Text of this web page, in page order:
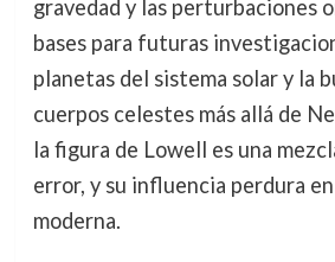
gravedad y las perturbaciones
bases para futuras
planetas del sistema solar y la
cuerpos celestes más allá de
la figura de Lowell es una
error, y su influencia perdura
moderna.